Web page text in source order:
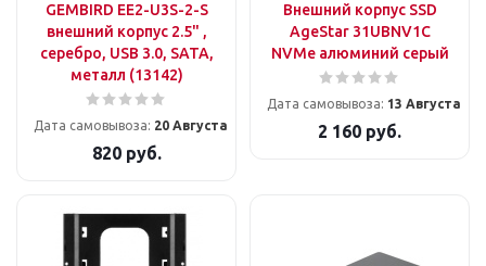
GEMBIRD EE2-U3S-2-S
внешний корпус 2.5" ,
серебро, USB 3.0, SATA,
металл (13142)
Дата самовывоза: 20 Августа
820руб.
Внешний корпус SSD
AgeStar 31UBNV1C
NVMe алюминий серый
Дата самовывоза: 13 Августа
2 160 руб.